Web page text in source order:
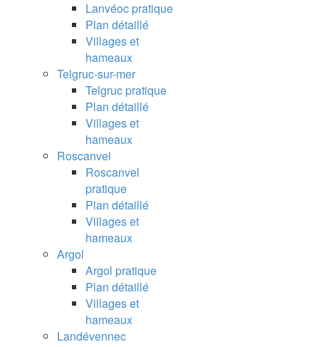
Lanvéoc pratique
Plan détaillé
Villages et
hameaux
Telgruc-sur-mer
Telgruc pratique
Plan détaillé
Villages et
hameaux
Roscanvel
Roscanvel
pratique
Plan détaillé
Villages et
hameaux
Argol
Argol pratique
Plan détaillé
Villages et
hameaux
Landévennec